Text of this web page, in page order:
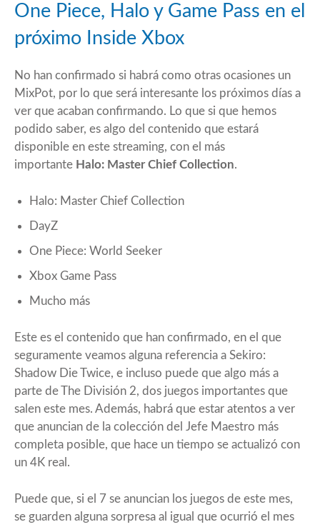
One Piece, Halo y Game Pass en el
próximo Inside Xbox
No han confirmado si habrá como otras ocasiones un
MixPot, por lo que será interesante los próximos días a
ver que acaban confirmando. Lo que si que hemos
podido saber, es algo del contenido que estará
disponible en este streaming, con el más
importante Halo: Master Chief Collection.
Halo: Master Chief Collection
DayZ
One Piece: World Seeker
Xbox Game Pass
Mucho más
Este es el contenido que han confirmado, en el que
seguramente veamos alguna referencia a Sekiro:
Shadow Die Twice, e incluso puede que algo más a
parte de The División 2, dos juegos importantes que
salen este mes. Además, habrá que estar atentos a ver
que anuncian de la colección del Jefe Maestro más
completa posible, que hace un tiempo se actualizó con
un 4K real.
Puede que, si el 7 se anuncian los juegos de este mes,
se guarden alguna sorpresa al igual que ocurrió el mes